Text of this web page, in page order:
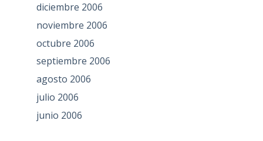
diciembre 2006
noviembre 2006
octubre 2006
septiembre 2006
agosto 2006
julio 2006
junio 2006